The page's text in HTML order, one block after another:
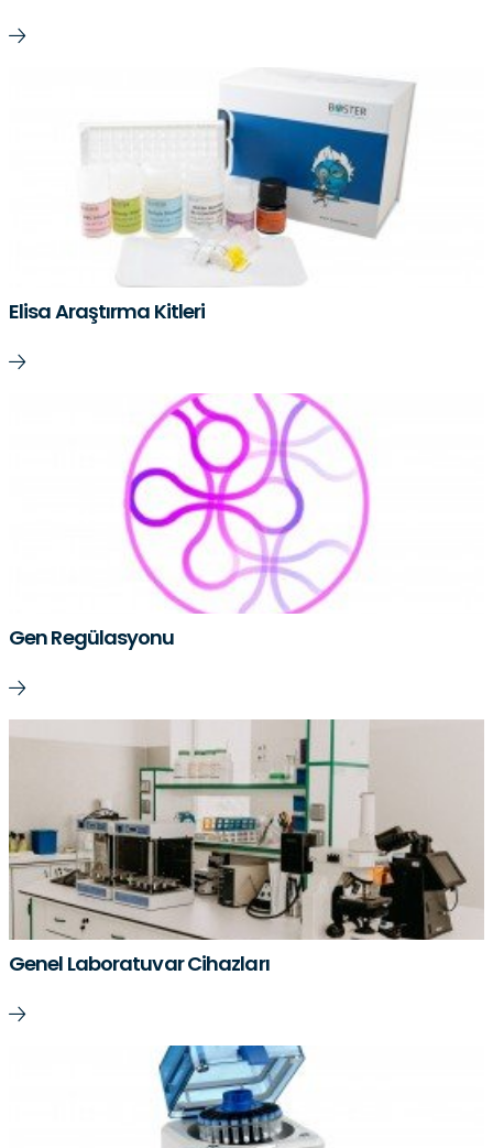
Elisa Araştırma Kitleri
Gen Regülasyonu
Genel Laboratuvar Cihazları